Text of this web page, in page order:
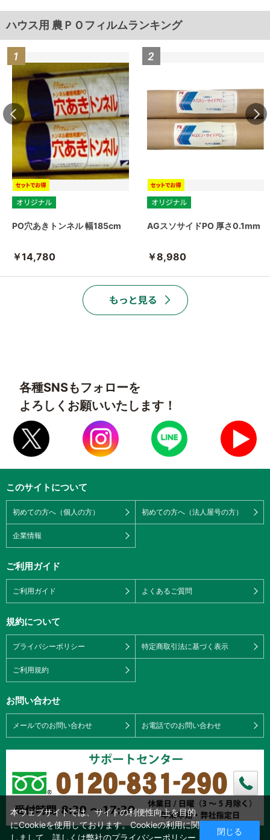
ハウス用 農ＰＯフィルムランキング
PO穴あきトンネル 幅185cm
￥14,780
AGスソサイドPO 厚さ0.1mm
￥8,980
各種SNSもフォローを
よろしくお願いいたします！
このサイトについて
初めての方へ（個人の方） 初めての方へ（法人屋号の方）
企業情報
ご利用ガイド
ご利用ガイド よくあるご質問
規約について
プライバシーポリシー 特定商取引法に基づく表示
ご利用規約
お問い合わせ
メールでのお問い合わせ お電話でのお問い合わせ
本ウェブサイトでは、サイトの利便性向上を目的
にCookieを使用しております。Cookieの利用に関
しまして、詳しくは弊社のプライバシーポリシー
閉じる